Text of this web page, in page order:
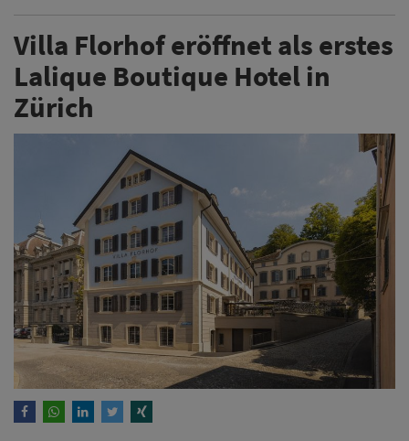
Villa Florhof eröffnet als erstes
Lalique Boutique Hotel in
Zürich